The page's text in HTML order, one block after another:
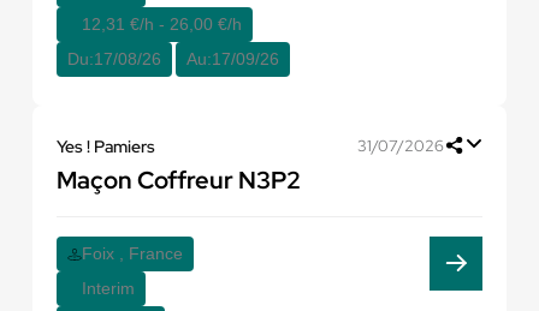
12,31 €/h - 26,00 €/h
Du:17/08/26 Au:17/09/26
Yes ! Pamiers 31/07/2026
Maçon Coffreur N3P2
Foix , France
Interim